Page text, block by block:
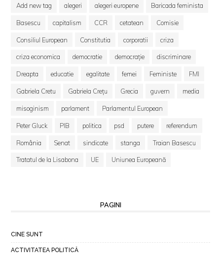
Add new tag alegeri alegeri europene Baricada feminista
Basescu capitalism CCR cetatean Comisie
Consiliul European Constitutia corporatii criza
criza economica democratie democrație discriminare
Dreapta educatie egalitate femei Feministe FMI
Gabriela Cretu Gabriela Crețu Grecia guvern media
misoginism parlament Parlamentul European
Peter Gluck PIB politica psd putere referendum
România Senat sindicate stanga Traian Basescu
Tratatul de la Lisabona UE Uniunea Europeană
PAGINI
CINE SUNT
ACTIVITATEA POLITICĂ